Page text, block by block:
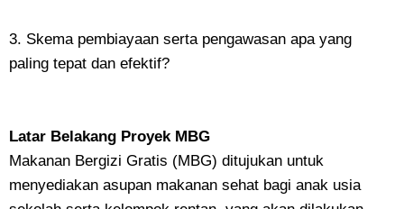
3. Skema pembiayaan serta pengawasan apa yang
paling tepat dan efektif?
Latar Belakang Proyek MBG
Makanan Bergizi Gratis (MBG) ditujukan untuk
menyediakan asupan makanan sehat bagi anak usia